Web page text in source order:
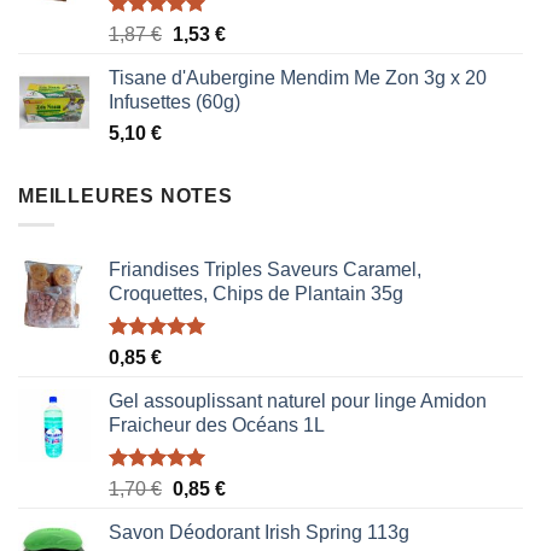
Note5.00
1,87€ Le
initial
était :
1,53 €Le
actuel
est :
Tisane d'Aubergine Mendim Me Zon 3g x 20
Infusettes (60g)
5,10 €
MEILLEURES NOTES
Friandises Triples Saveurs Caramel,
Croquettes, Chips de Plantain 35g
Note5.00
0,85 €
Gel assouplissant naturel pour linge Amidon
Fraicheur des Océans 1L
Note5.00
1,70€ Le
initial
0,85 €Le
actuel
Savon Déodorant Irish Spring 113g